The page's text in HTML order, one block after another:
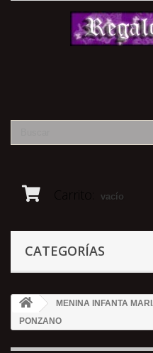
Carrito: vacío
CATEGORÍAS
MENINA INFANTA
PONZANO